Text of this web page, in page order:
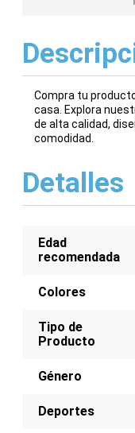
Compra tu
casa. Explora
de alta calidad,
comodidad.
Detalles
Edad
recomendada
Colores
Tipo de
Producto
Género
Deportes